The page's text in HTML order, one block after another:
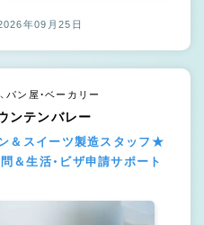
年09月25日
パン屋・ベーカリー
テンバレー
ン＆スイーツ製造スタッフ★
＆生活・ビザ申請サポート